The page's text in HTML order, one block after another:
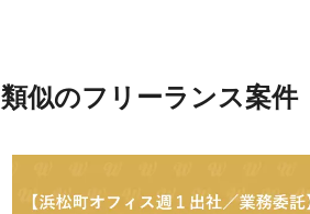
類似のフリーランス案件